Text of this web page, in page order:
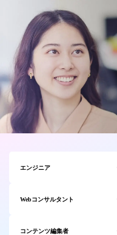
エンジニア
Webコンサルタント
コンテンツ編集者